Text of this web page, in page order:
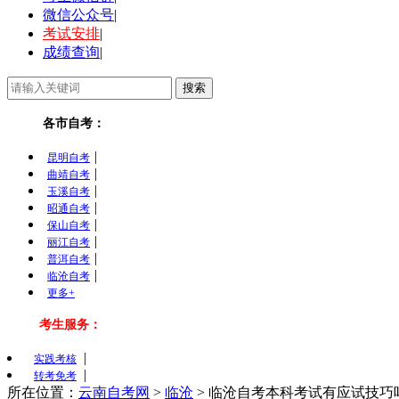
微信公众号|
考试安排|
成绩查询|
各市自考：
昆明自考 |
曲靖自考 |
玉溪自考 |
昭通自考 |
保山自考 |
丽江自考 |
普洱自考 |
临沧自考 |
更多+
考生服务：
实践考核 |
转考免考
|
所在位置： 云南自考网 > 临沧 > 临沧自考本科考试有应试技巧